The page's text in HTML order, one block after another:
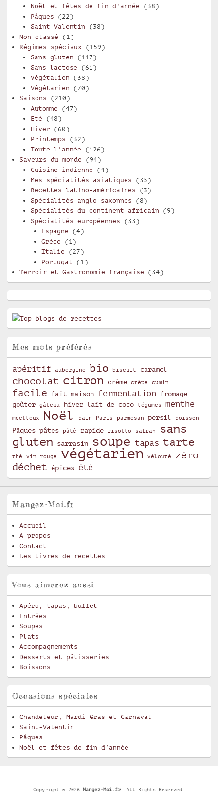
Noël et fêtes de fin d'année (38)
Pâques (22)
Saint-Valentin (38)
Non classé (1)
Régimes spéciaux (159)
Sans gluten (117)
Sans lactose (61)
Végétalien (38)
Végétarien (70)
Saisons (210)
Automne (47)
Eté (48)
Hiver(60)
Printemps (32)
Toute l'année (126)
Saveurs du monde (94)
Cuisine indienne (4)
Mes spécialités asiatiques (35)
Recettes latino-américaines (3)
Spécialités anglo-saxonnes (8)
Spécialités du continent africain (9)
Spécialités européennes (33)
Espagne (4)
Grèce (1)
Italie (27)
Portugal
(1)
Terroir et Gastronomie française (34)
Mes mots préférés
apéritif aubergine bio biscuit caramel
chocolat citron crème crêpe cumin
facile fait-maison fermentation
fromage
goûter
gâteau hiver lait de coco légumes menthe
moelleux Noël pain Paris parmesan persil poisson
Pâques pâtes pâté rapide risotto safran
sans
gluten
sarrasin soupe tapas tarte
thé vin rouge végétarien vélouté
zéro
déchet
épices été
Mangez-Moi.fr
Accueil
A propos
Contact
Les livres de recettes
Vous aimerez aussi
Apéro, tapas, buffet
Entrées
Soupes
Plats
Accompagnements
Desserts et pâtisseries
Boissons
Occasions spéciales
Chandeleur, Mardi Gras et Carnaval
Saint-Valentin
Pâques
Noël et fêtes de fin d’année
Copyright © 2026 Mangez-Moi.fr . All Rights Reserved.